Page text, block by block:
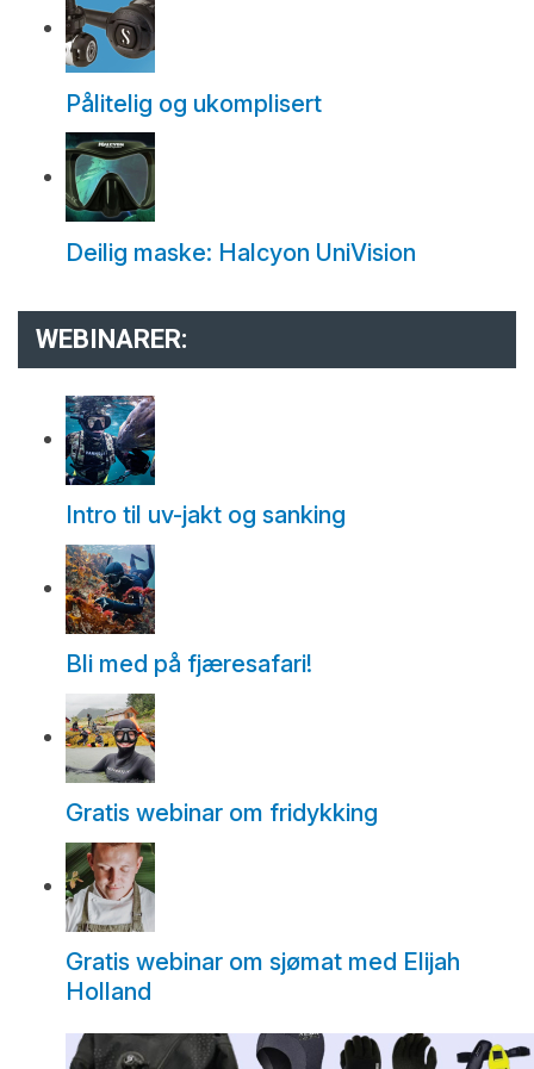
Pålitelig og ukomplisert
Deilig maske: Halcyon UniVision
WEBINARER:
Intro til uv-jakt og sanking
Bli med på fjæresafari!
Gratis webinar om fridykking
Gratis webinar om sjømat med Elijah
Holland